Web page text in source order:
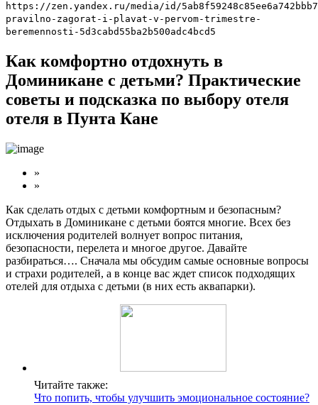
https://zen.yandex.ru/media/id/
pravilno-zagorat-i-plavat-v-pervom-trimestre-
beremennosti-5d3cabd55ba2b500adc4bcd5
Как комфортно отдохнуть в
Доминикане с детьми? Практические
советы и подсказка по выбору отеля
отеля в Пунта Кане
»
»
Как сделать отдых с детьми комфортным и безопасным?
Отдыхать в Доминикане с детьми боятся многие. Всех без
исключения родителей волнует вопрос питания,
безопасности, перелета и многое другое. Давайте
разбираться…. Сначала мы обсудим самые основные вопросы
и страхи родителей, а в конце вас ждет список подходящих
отелей для отдыха с детьми (в них есть аквапарки).
Читайте также:
Что попить, чтобы улучшить эмоциональное состояние?